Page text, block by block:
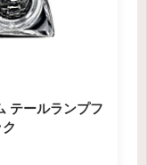
テールランプフ